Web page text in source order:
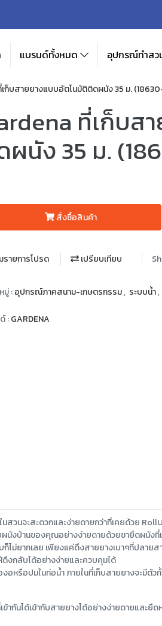
แบรนด์ทั้งหมด อุปกรณ์ทำสว
เก็บสายยางแบบอัตโนมัติติดผนัง 35 ม.
ที่เก็บส
ผนัง 35 ม.
สั่งซื้อสินค้า
รายการโปรด เปรียบเทียบ
มู่ :อุปกรณ์ภาคสนาม-เกษตรกรรม, ระบบน้ำ,
:GARDENA
นสวนจะสะดวกและง่ายดายกว่าที่เคยด้วย
นังบ้านของคุณอย่างง่ายดายด้วยขายึดผนัง
ไม่ยากเลย เพียงแค่ดึงสายยางเบาๆที่ปลา
ดึงกลับได้อย่างง่ายและควบคุมได้
หรือปมในท่อน้ำ ภายในที่เก็บสายยางจะมีตัว
ากันได้เข้ากับสายยางได้อย่างง่ายดายและยืด